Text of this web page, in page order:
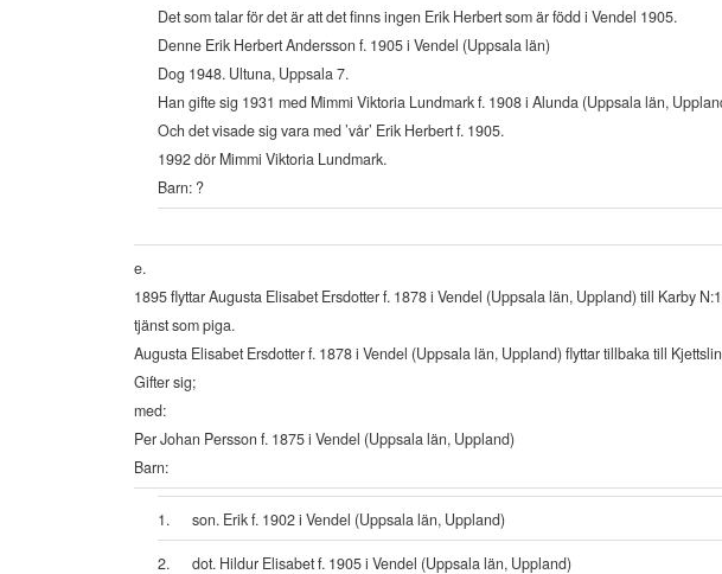
Det som talar för det är att det finns ingen Erik Herbert som är född i Vendel 1905.
Denne Erik Herbert Andersson f. 1905 i Vendel (Uppsala län)
Dog 1948. Ultuna, Uppsala 7.
Han gifte sig 1931 med Mimmi Viktoria Lundmark f. 1908 i Alunda (Uppsala län,
Och det visade sig vara med ’vår’ Erik Herbert f. 1905.
1992 dör Mimmi Viktoria Lundmark.
Barn: ?
e.
1895 flyttar Augusta Elisabet Ersdotter f. 1878 i Vendel (Uppsala län, Uppland) till Karby
tjänst som piga.
Augusta Elisabet Ersdotter f. 1878 i Vendel (Uppsala län, Uppland) flyttar tillbaka till
Gifter sig;
med:
Per Johan Persson f. 1875 i Vendel (Uppsala län, Uppland)
Barn:
1. son. Erik f. 1902 i Vendel (Uppsala län, Uppland)
2. dot. Hildur Elisabet f. 1905 i Vendel (Uppsala län, Uppland)